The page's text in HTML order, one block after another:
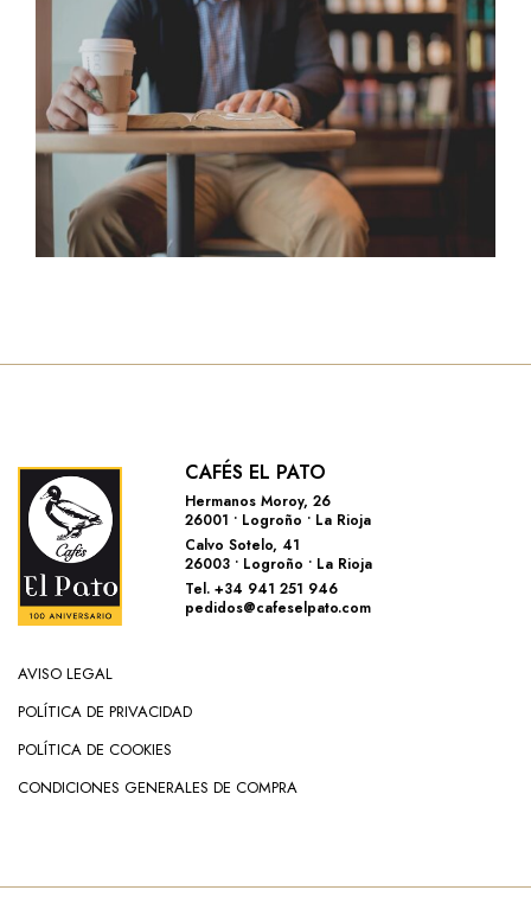
CAFÉS EL PATO
Hermanos Moroy, 26
26001 • Logroño • La Rioja
Calvo Sotelo, 41
26003 • Logroño • La Rioja
Tel. +34 941 251 946
pedidos@cafeselpato.com
AVISO LEGAL
POLÍTICA DE PRIVACIDAD
POLÍTICA DE COOKIES
CONDICIONES GENERALES DE COMPRA